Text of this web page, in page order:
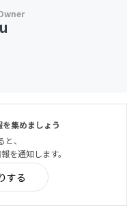
集めましょう
、
を通知します。
する